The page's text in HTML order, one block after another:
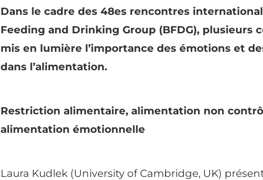
Dans le cadre des 48es rencontres
Feeding and Drinking Group (BFDG), plusieurs
mis en lumière l’importance des émotions et
dans l’alimentation.
Restriction alimentaire, alimentation non
alimentation émotionnelle
Laura Kudlek (University of Cambridge, UK)